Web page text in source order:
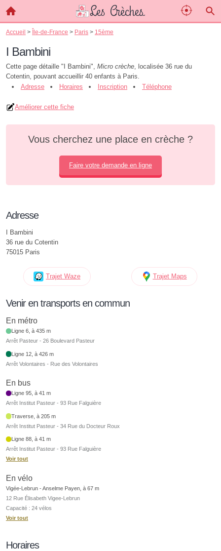
Accueil > Île-de-France > Paris > 15ème
I Bambini
Cette page détaille "I Bambini", Micro crèche, localisée 36 rue du
Cotentin, pouvant accueillir 40 enfants à Paris.
Adresse
Horaires Inscription Téléphone
Améliorer cette fiche
Vous cherchez une place en crèche ?
Faire votre demande en ligne
Adresse
I Bambini
36 rue du Cotentin
75015 Paris
Trajet Waze Trajet Maps
Venir en transports en commun
En métro
Ligne 6, à 435 m
Arrêt Pasteur - 26 Boulevard Pasteur
Ligne 12, à 426 m
Arrêt Volontaires - Rue des Volontaires
En bus
Ligne 95, à 41 m
Arrêt Institut Pasteur - 93 Rue Falguière
Traverse, à 205 m
Arrêt Institut Pasteur - 34 Rue du Docteur Roux
Ligne 88, à 41 m
Arrêt Institut Pasteur - 93 Rue Falguière
Voir tout
En vélo
Vigée-Lebrun - Anselme Payen, à 67 m
12 Rue Élisabeth Vigee-Lebrun
Capacité : 24 vélos
Voir tout
Horaires